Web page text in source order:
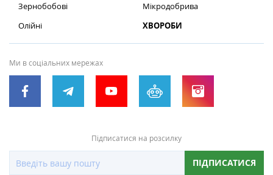
Зернобобові
Олійні
Мікродобрива
ХВОРОБИ
Ми в соціальних мережах
Підписатися на розсилку
ПІДПИСАТИСЯ